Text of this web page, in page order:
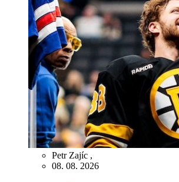
Petr Zajíc ,
08. 08. 2026